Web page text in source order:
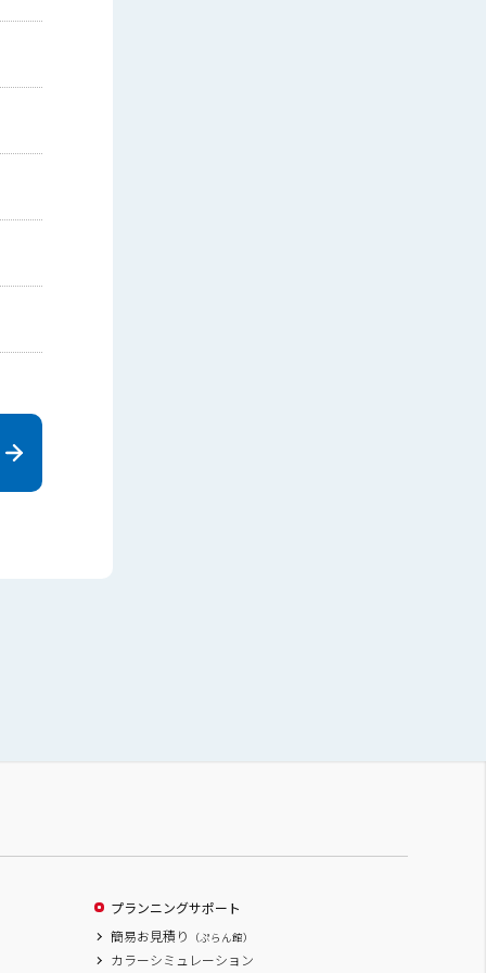
プランニングサポート
簡易お見積り
（ぷらん館）
カラーシミュレーション